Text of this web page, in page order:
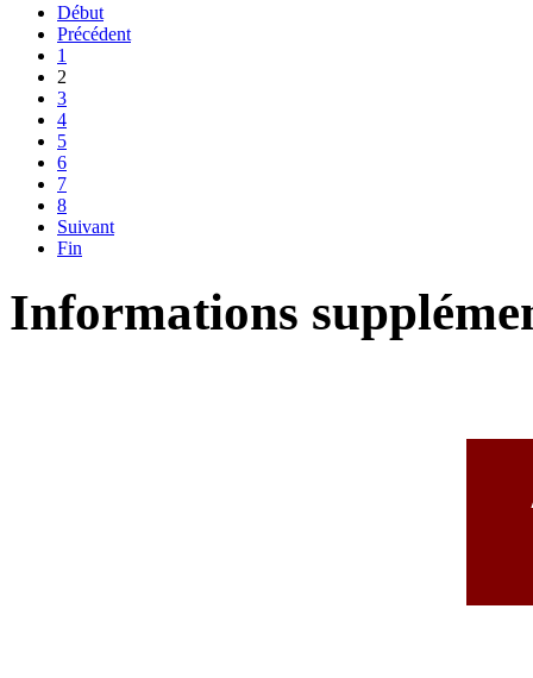
Début
Précédent
1
2
3
4
5
6
7
8
Suivant
Fin
Informations